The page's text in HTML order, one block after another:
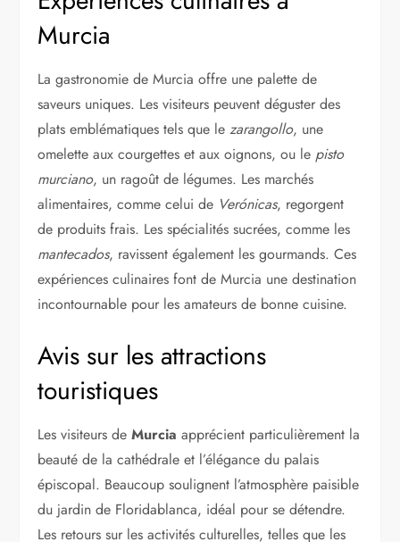
Murcia
La gastronomie de Murcia offre une palette de
saveurs uniques. Les visiteurs peuvent déguster des
plats emblématiques tels que lezarangollo, une
omelette aux courgettes et aux oignons, ou le pisto
murciano, un ragoût de légumes. Les marchés
alimentaires, comme celui de Verónicas, regorgent
de produits frais. Les spécialités sucrées, comme les
mantecados, ravissent également les gourmands. Ces
expériences culinaires font de Murcia une destination
incontournable pour les amateurs de bonne cuisine.
Avis sur les attractions
touristiques
Les visiteurs deMurcia apprécient particulièrement la
beauté de la cathédrale et l’élégance du palais
épiscopal. Beaucoup soulignent l’atmosphère paisible
du jardin de Floridablanca, idéal pour se détendre.
Les retours sur les activités culturelles, telles que les